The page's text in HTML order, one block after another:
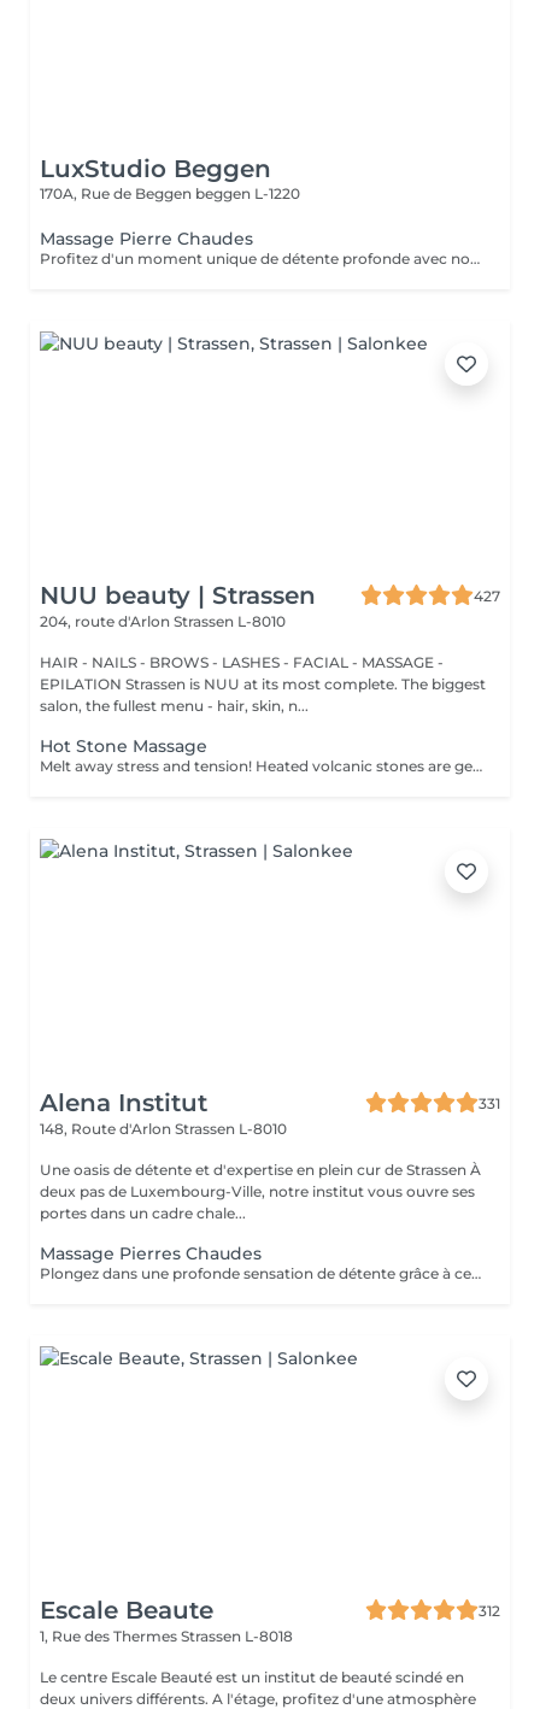
LuxStudio Beggen
170A, Rue de Beggen beggen L-1220
Massage Pierre Chaudes
Profitez d'un moment unique de détente profonde avec notre massage aux pierres chaudes, disponible en séances de 60 ou 90 minutes. Nos esthéticiennes spécialisées appliquent des pierres de basalte chauffées stratégiquement le long du corps, en combinant des mouvements doux et des techniques traditionnelles de massage. La chaleur des pierres pénètre profondément dans les muscles, favorisant la détente et le soulagement des tensions. En plus des bienfaits physiques, tels que l'amélioration de la circulation sanguine et le soulagement des douleurs musculaires, la thérapie contribue à l'équilibre mental en réduisant le stress et l'anxiété. La combinaison unique de chaleur et de massage offre une expérience thérapeutique complète, revitalisant à la fois le corps et l'esprit. Laissez-vous envelopper par la chaleur réconfortante des pierres et embarquez pour un voyage vers le bien-être total. Le temps de préparation et d'installation de la cliente est inclus dans la période choisie, garantissant que chaque minute soit dédiée à votre bien-être.
NUU beauty | Strassen
427
204, route d'Arlon Strassen L-8010
HAIR - NAILS - BROWS - LASHES - FACIAL - MASSAGE -
EPILATION Strassen is NUU at its most complete. The biggest
salon, the fullest menu - hair, skin, n...
Hot Stone Massage
Melt away stress and tension! Heated volcanic stones are gently placed and massaged over the body to warm the muscles, increase circulation, and promote a deep state of relaxation. Perfect for relieving tension, easing anxiety, and restoring inner calm. Age restrictions: there are no age restrictions for this procedure. Post procedure recommendations: do not do sport and any sharp movements 2-3 hours after the procedure. Frequency: 1-2 times per week, 10 times in total. Repeat once in 3-6 months.
Alena Institut
331
148, Route d'Arlon Strassen L-8010
Une oasis de détente et d'expertise en plein cur de Strassen À
deux pas de Luxembourg-Ville, notre institut vous ouvre ses
portes dans un cadre chale...
Massage Pierres Chaudes
Plongez dans une profonde sensation de détente grâce à ce massage enveloppant réalisé avec des pierres volcaniques chaudes. La chaleur diffuse apaise les tensions musculaires, améliore la circulation et procure un bien-être incomparable. Un soin cocooning idéal pour relâcher le corps, calmer l'esprit et retrouver une harmonie totale.
Escale Beaute
312
1, Rue des Thermes Strassen L-8018
Le centre Escale Beauté est un institut de beauté scindé en
deux univers différents. A l'étage, profitez d'une atmosphère